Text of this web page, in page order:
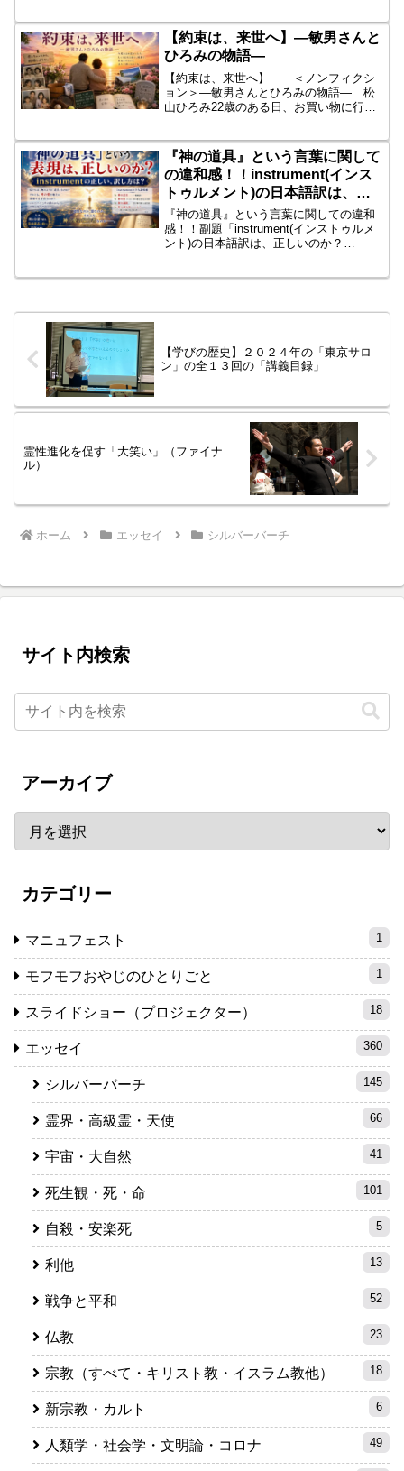
Ⅰ．出発点の「決定的差異」■ 黄輝光一
の平和観出発点：魂の尊厳・愛・奉仕人
類は同一の霊的...
【約束は、来世へ】―敏男さんと
ひろみの物語―
【約束は、来世へ】 ＜ノンフィクシ
ョン＞―敏男さんとひろみの物語― 松
山ひろみ22歳のある日、お買い物に行く
越してきて、道に迷ってしまいました。
一緒に探してほしいんで...
『神の道具』という言葉に関して
の違和感！！instrument(インス
トゥルメント)の日本語訳は、正
しいのか？
『神の道具』という言葉に関しての違和
感！！副題「instrument(インストゥルメ
ント)の日本語訳は、正しいのか？
【学びの歴史】２０２４年の「東京サロ
ン」の全１３回の「講義目録」
霊性進化を促す「大笑い」（ファイナ
ル）
ホーム エッセイ シルバーバーチ
サイト内検索
アーカイブ
カテゴリー
マニュフェスト 1
モフモフおやじのひとりごと 1
スライドショー（プロジェクター） 18
エッセイ 360
シルバーバーチ 145
霊界・高級霊・天使 66
宇宙・大自然 41
死生観・死・命 101
自殺・安楽死 5
利他 13
戦争と平和 52
仏教 23
宗教（すべて・キリスト教・イスラム教他） 18
新宗教・カルト 6
人類学・社会学・文明論・コロナ 49